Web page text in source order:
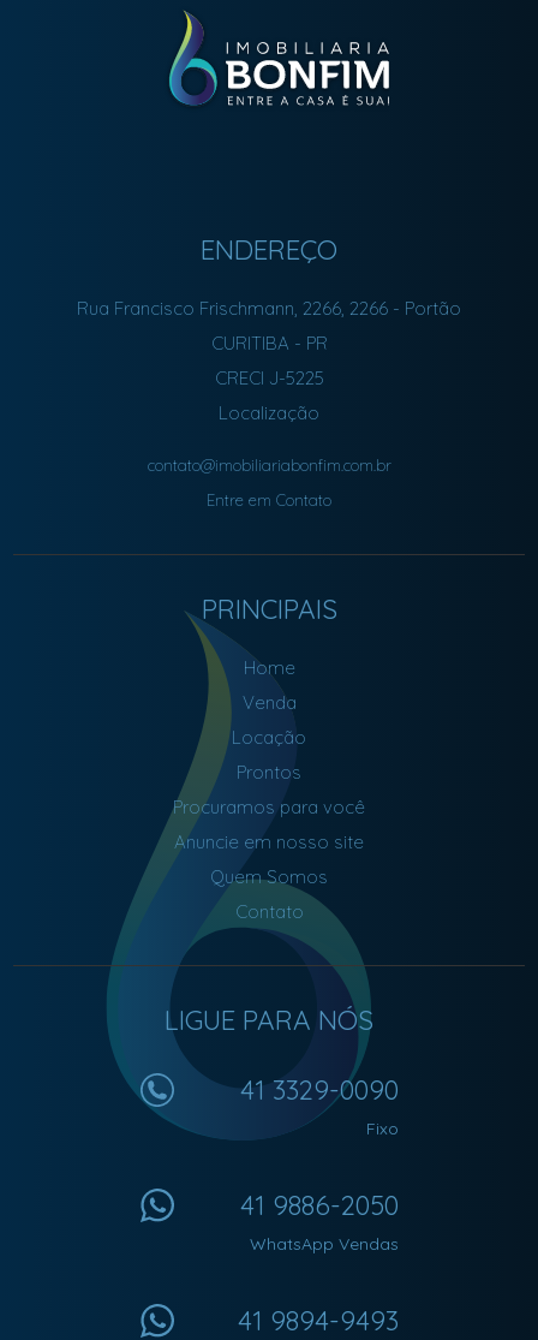
ENDEREÇO
Rua Francisco Frischmann, 2266, 2266 - Portão
CURITIBA - PR
CRECI J-5225
Localização
contato@imobiliariabonfim.com.br
Entre em Contato
PRINCIPAIS
Home
Venda
Locação
Prontos
Procuramos para você
Anuncie em nosso site
Quem Somos
Contato
LIGUE PARA NÓS
41 3329-0090
Fixo
41 9886-2050
WhatsApp Vendas
41 9894-9493